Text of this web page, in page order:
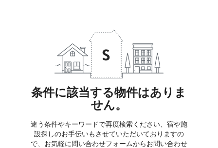
条件に該当する物件はありま
せん。
違う条件やキーワードで再度検索ください、宿や施
設探しのお手伝いもさせていただいておりますの
で、お気軽に問い合わせフォームからお問い合わせ